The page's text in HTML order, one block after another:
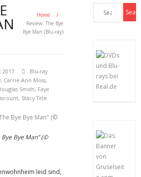
Home
/
Review: The Bye
Bye Man (Blu-ray)
2017
Blu-ray
, Carrie-Ann Moss,
Smith, Faye
, Stacy Title
Bye Man” (©
leid sind,